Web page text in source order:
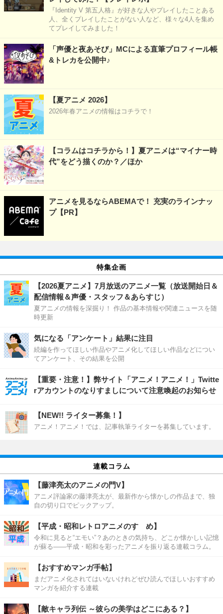
『Identity V 第五人格』が好きな人やプレイしたことある
人、全くプレイしたことがない人など、様々な4人を集め
てプレイしてみました！
「声優と夜あそび」MCによる直筆プロフィール帳
&トレカを公開中♪
【夏アニメ 2026】
2026年春アニメの情報はコチラで！
【コラムはコチラから！】夏アニメは“マイナー時
代”をどう描くのか？／ほか
アニメを見るならABEMAで！ 充実のラインナッ
プ【PR】
特集企画
【2026夏アニメ】7月放送のアニメ一覧（放送開始日＆
配信情報＆声優・スタッフ＆あらすじ）
夏アニメの情報を深掘り！ 作品の基本情報や関連ニュースを随
時更新
気になる「アンケート」結果に注目
続編を作ってほしい作品やアニメ化してほしい作品などについ
てアンケート、その結果を公開
【重要・注意！】弊サイト「アニメ！アニメ！」Twitte
rアカウントのなりすましについて注意喚起のお知らせ
【NEW!! ライター募集！】
アニメ！アニメ！では、記事執筆ライターを募集しています。
連載コラム
【藤津亮太のアニメの門V】
アニメ評論家の藤津亮太が、最新作から懐かしの作品まで、独
自の切り口でピックアップ。
【平成・昭和レトロアニメのすゝめ】
令和に見ると“エモい”？あのときの気持ち、どこか懐かしい記憶
が蘇る――平成・昭和を彩ったアニメを振り返る連載コラム。
【おすすめマンガ手帖】
まだアニメ化されてはいないけれどぜひ読んでほしいおすすめ
マンガを紹介する連載
【敵キャラ列伝 ～彼らの美学はどこにある？】